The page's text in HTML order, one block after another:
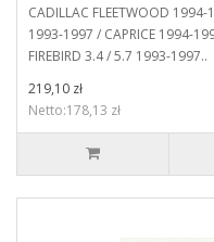
CADILLAC FLEETWOOD
1993-1997 / CAPRICE 1994-
FIREBIRD 3.4 / 5.7 1993-1997..
219,10 zł
Netto:178,13 zł